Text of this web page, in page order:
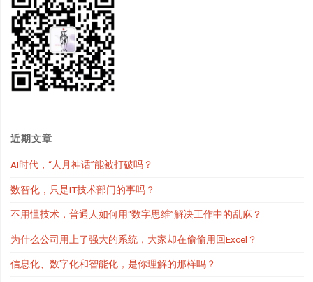
近期文章
AI时代，“人月神话”能被打破吗？
数智化，只是IT技术部门的事吗？
不用懂技术，普通人如何用“数字思维”解决工作中的乱麻？
为什么公司用上了强大的系统，大家却在偷偷用回Excel？
信息化、数字化和智能化，是你理解的那样吗？